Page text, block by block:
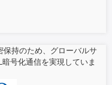
持のため、グローバルサ
号化通信を実現していま